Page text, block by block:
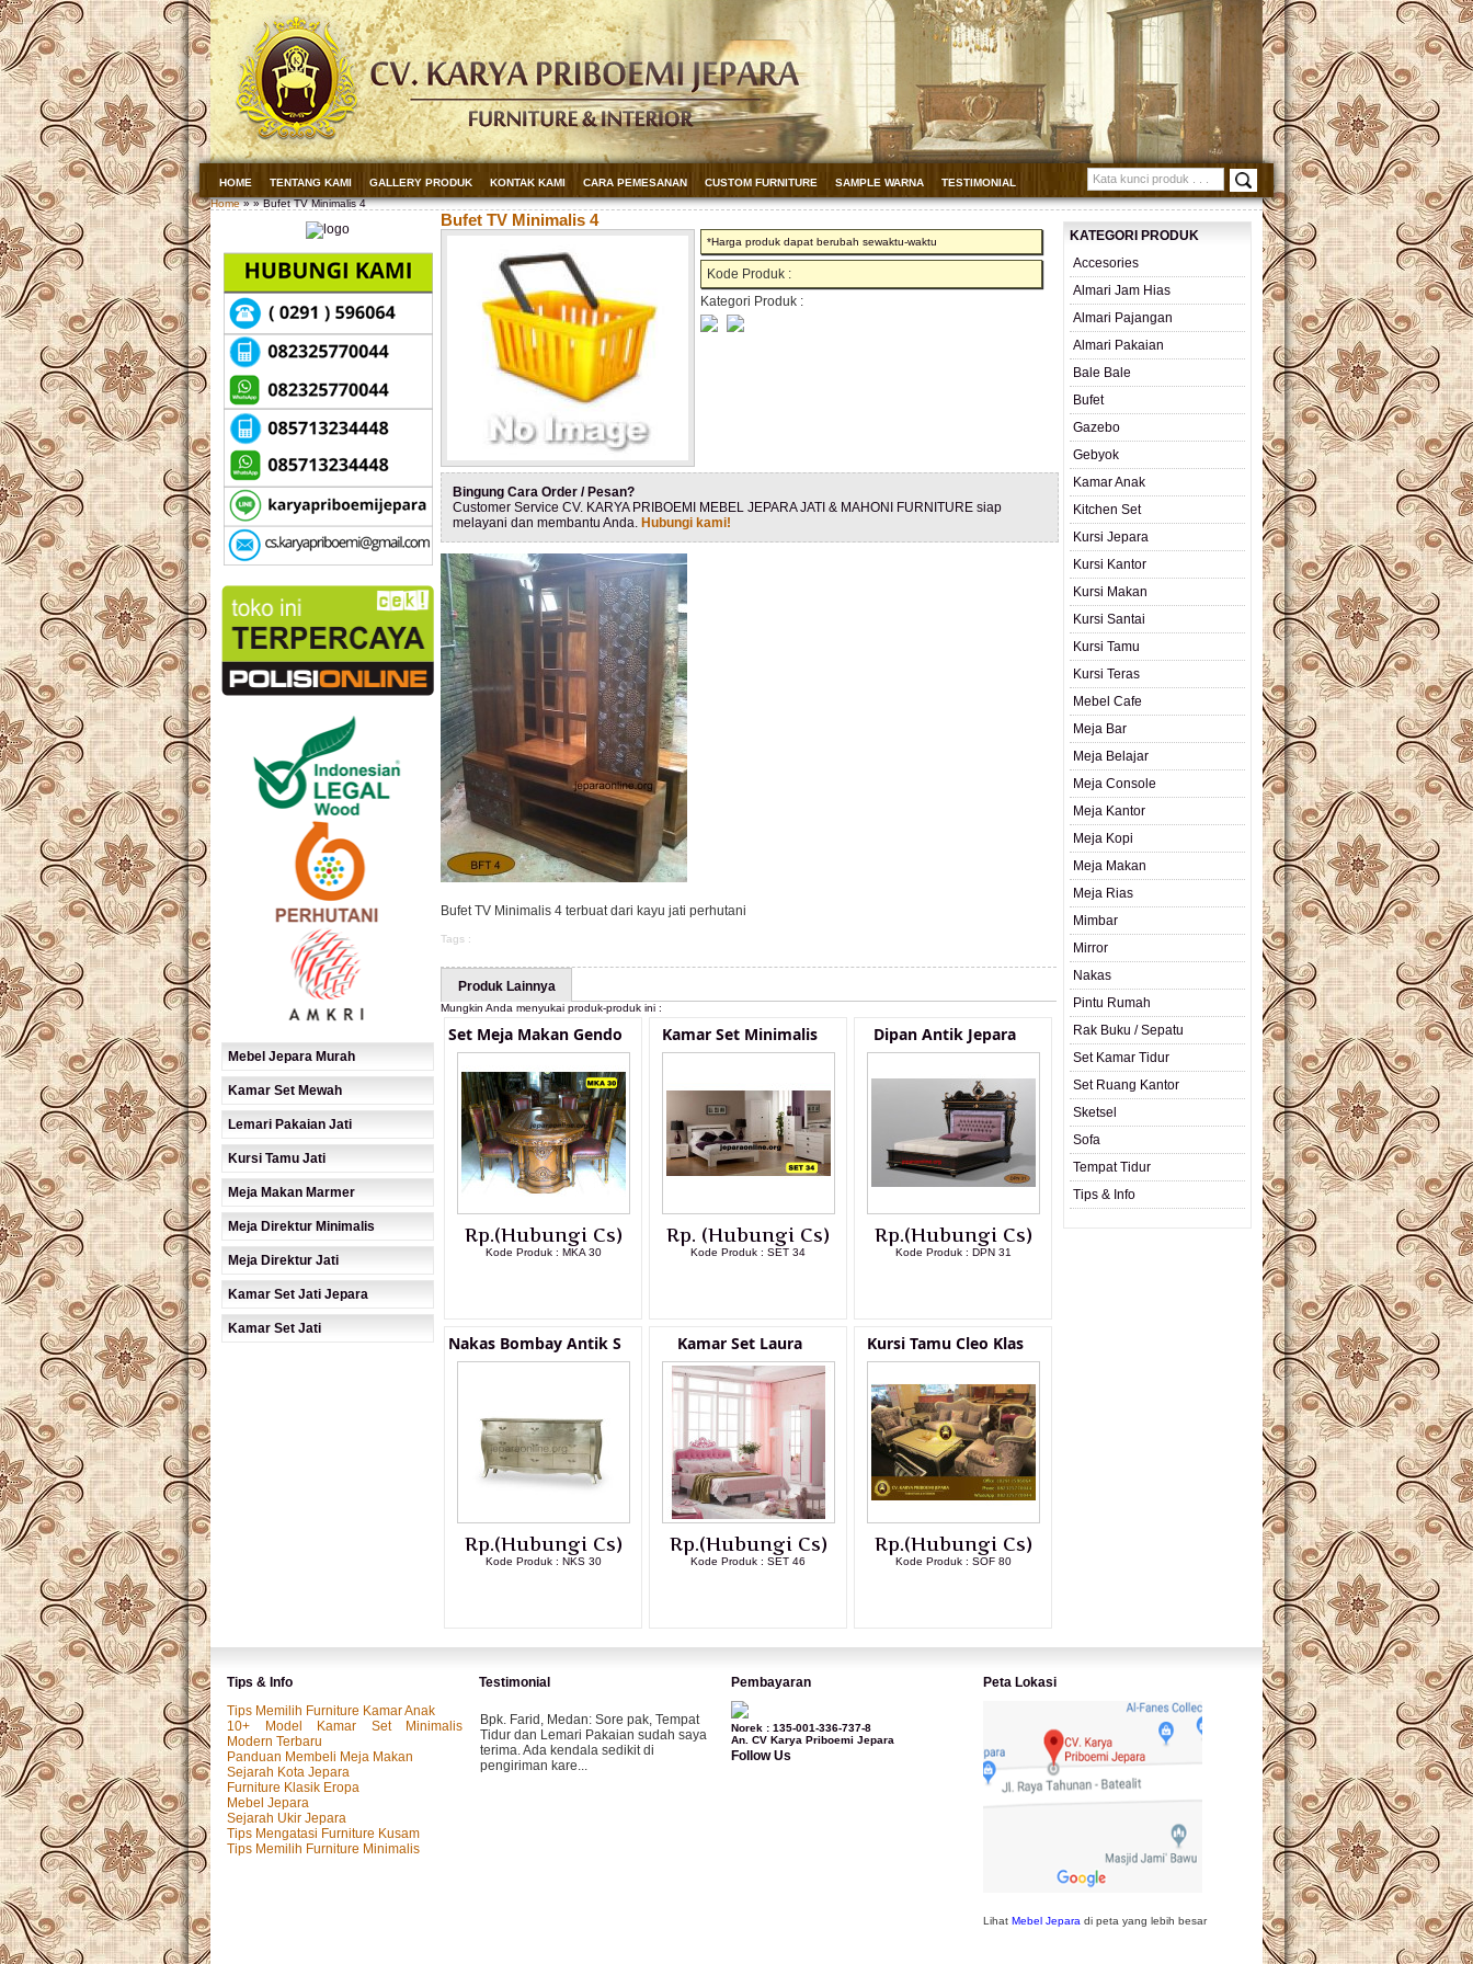
HOME TENTANG KAMI GALLERY PRODUK KONTAK KAMI CARA PEMESANAN CUSTOM FURNITURE SAMPLE WARNA
TESTIMONIAL
Home» » Bufet TV Minimalis 4
Mebel Jepara Murah
Kamar Set Mewah
Lemari Pakaian Jati
Kursi Tamu Jati
Meja Makan Marmer
Meja Direktur Minimalis
Meja Direktur Jati
Kamar Set Jati Jepara
Kamar Set Jati
Bufet TV Minimalis 4
*Harga produk dapat berubah sewaktu-waktu
Kode Produk :
Kategori Produk :
Bingung Cara Order / Pesan?
Customer Service CV. KARYA PRIBOEMI MEBEL JEPARA JATI & MAHONI FURNITURE siap
melayani dan membantu Anda. Hubungi kami!
Bufet TV Minimalis 4 terbuat dari kayu jati perhutani
Tags :
Produk Lainnya
Mungkin Anda menyukai produk-produk ini :
Set Meja Makan Gendo
Rp.(Hubungi Cs)
Kode Produk : MKA 30
Kamar Set Minimalis
Rp. (Hubungi Cs)
Kode Produk : SET 34
Dipan Antik Jepara
Rp.(Hubungi Cs)
Kode Produk : DPN 31
Nakas Bombay Antik S
Rp.(Hubungi Cs)
Kode Produk : NKS 30
Kamar Set Laura
Rp.(Hubungi Cs)
Kode Produk : SET 46
Kursi Tamu Cleo Klas
Rp.(Hubungi Cs)
Kode Produk : SOF 80
KATEGORI PRODUK
Accesories
Almari Jam Hias
Almari Pajangan
Almari Pakaian
Bale Bale
Bufet
Gazebo
Gebyok
Kamar Anak
Kitchen Set
Kursi Jepara
Kursi Kantor
Kursi Makan
Kursi Santai
Kursi Tamu
Kursi Teras
Mebel Cafe
Meja Bar
Meja Belajar
Meja Console
Meja Kantor
Meja Kopi
Meja Makan
Meja Rias
Mimbar
Mirror
Nakas
Pintu Rumah
Rak Buku / Sepatu
Set Kamar Tidur
Set Ruang Kantor
Sketsel
Sofa
Tempat Tidur
Tips & Info
Tips & Info
Tips Memilih Furniture Kamar Anak
10+ Model Kamar Set Minimalis
Modern Terbaru
Panduan Membeli Meja Makan
Sejarah Kota Jepara
Furniture Klasik Eropa
Mebel Jepara
Sejarah Ukir Jepara
Tips Mengatasi Furniture Kusam
Tips Memilih Furniture Minimalis
Testimonial
Bpk. Farid, Medan: Sore pak, Tempat
Tidur dan Lemari Pakaian sudah saya
terima. Ada kendala sedikit di
pengiriman kare...
Pembayaran
Norek : 135-001-336-737-8
An. CV Karya Priboemi Jepara
Follow Us
Peta Lokasi
Lihat Mebel Jepara di peta yang lebih besar